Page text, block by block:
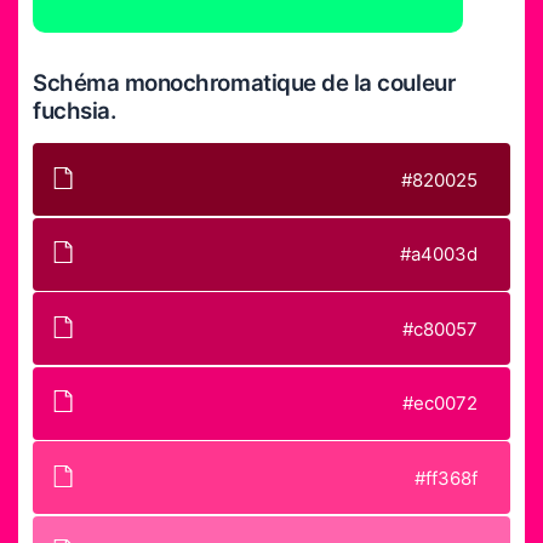
Schéma monochromatique de la couleur
fuchsia.
#820025
#a4003d
#c80057
#ec0072
#ff368f